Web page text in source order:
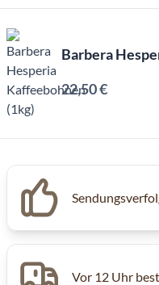
Barbera
22,50 €
Vor 12 Uhr